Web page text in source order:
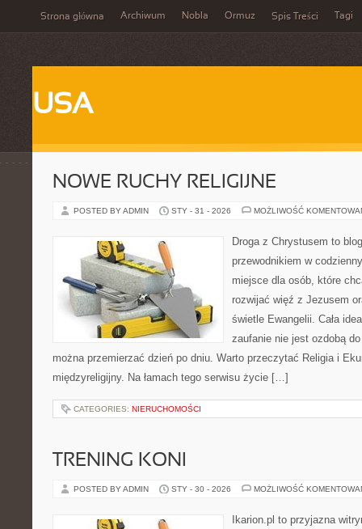
Strona główna Archiwum Nobla Ormuz Spis Treści Tagi
USA
NOWE RUCHY RELIGIJNE
POSTED BY ADMIN STY - 31 - 2026 MOŻLIWOŚĆ
Droga z Chrystusem to
przewodnikiem w
miejsce dla osób, które
rozwijać więź z Jezusem
świetle Ewangelii. Cała
zaufanie nie jest ozdobą
można przemierzać dzień po dniu. Warto przeczytać Religia i
międzyreligijny. Na łamach tego serwisu życie […]
CATEGORIES: NIERUCHOMOŚCI
TRENING KONI
POSTED BY ADMIN STY - 30 - 2026 MOŻLIWOŚĆ
Ikarion.pl to przyjazna